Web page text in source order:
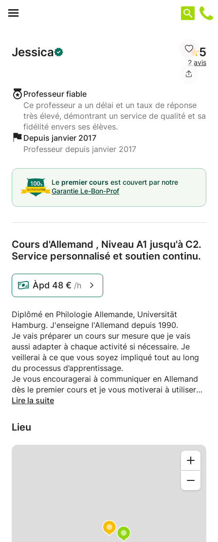
Jessica 5
2 avis
Professeur fiable
Ce professeur a un délai et un taux de réponse
très élevé, démontrant un service de qualité et sa
fidélité envers ses élèves.
Depuis janvier 2017
Professeur depuis janvier 2017
Le premier cours est couvert par notre
Garantie Le-Bon-Prof
Cours d'Allemand , Niveau A1 jusqu'à C2.
Service personnalisé et soutien continu.
Àpd 48 € /h
Diplômé en Philologie Allemande, Universität
Hamburg. J'enseigne l'Allemand depuis 1990.
Je vais préparer un cours sur mesure que je vais
aussi adapter à chaque activité si nécessaire. Je
veillerai à ce que vous soyez impliqué tout au long
du processus d’apprentissage.
Je vous encouragerai à communiquer en Allemand
dès le premier cours et je vous motiverai à utiliser
vos nouvelles compétences linguistiques sur le lieu
Lire la suite
Lieu